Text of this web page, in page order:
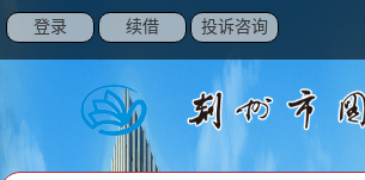
登录 续借 投诉咨询